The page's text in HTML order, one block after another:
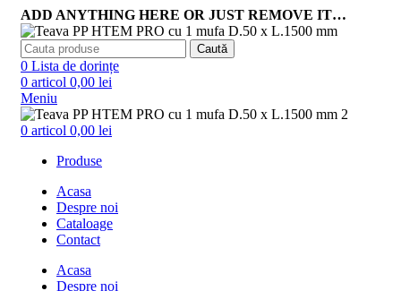
ADD ANYTHING HERE OR JUST REMOVE IT…
Caută
0 Lista de dorințe
0 articol 0,00 lei
Meniu
0 articol 0,00 lei
Produse
Acasa
Despre noi
Cataloage
Contact
Acasa
Despre noi